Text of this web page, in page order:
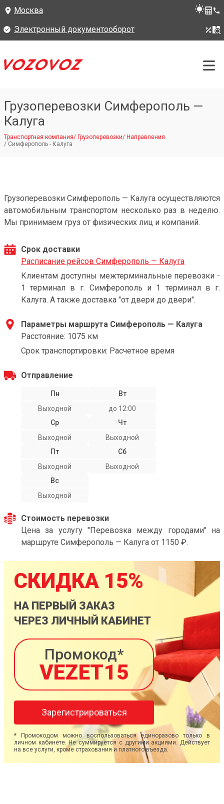
Москва
Электронный документооборот
Грузоперевозки Симферополь —
Калуга
Транспортная компания/ Грузоперевозки/ Направления
/ Симферополь - Калуга
Грузоперевозки Симферополь — Калуга осуществляются
автомобильным транспортом несколько раз в неделю.
Мы принимаем груз от физических лиц и компаний.
Срок доставки
Расписание рейсов Симферополь — Калуга
Клиентам доступны межтерминальные перевозки -
1 терминал в г. Симферополь и 1 терминал в г.
Калуга. А также доставка "от двери до двери".
Параметры маршрута Симферополь — Калуга
Расстояние: 1075 км
Срок транспортировки: Расчетное время
Отправление
Пн
Выходной
Вт
до 12:00
Ср
Выходной
Чт
Выходной
Пт
Выходной
Сб
Выходной
Вс
Выходной
Стоимость перевозки
Цена за услугу "Перевозка между городами" на
маршруте Симферополь — Калуга от 1150 ₽.
СКИДКА 15%
НА ПЕРВЫЙ ЗАКАЗ
ЧЕРЕЗ ЛИЧНЫЙ КАБИНЕТ
Промокод*
VEZET15
Зарегистрироваться
* Промокодом можно воспользоваться единоразово только в
личном кабинете. Не суммируется с другими акциями. Действует
на все услуги, кроме страхования и платного въезда.